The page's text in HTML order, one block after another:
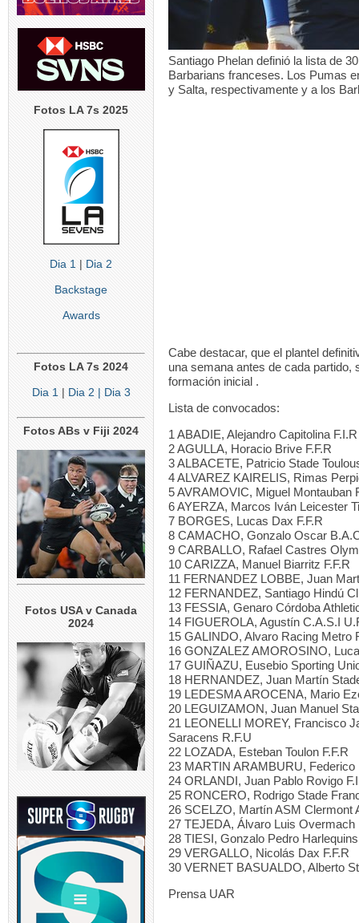
Fotos LA 7s 2025
Dia 1 | Dia 2
Backstage
Awards
Fotos LA 7s 2024
Dia 1 | Dia 2 | Dia 3
Fotos ABs v Fiji 2024
Fotos USA v Canada
2024
Santiago Phelan definió la lista de
Barbarians franceses. Los Pumas
y Salta, respectivamente y a los
Cabe destacar, que el plantel
una semana antes de cada partido,
formación inicial .
Lista de convocados:
1 ABADIE, Alejandro Capitolina F.I.R
2 AGULLA, Horacio Brive F.F.R
3 ALBACETE, Patricio Stade
4 ALVAREZ KAIRELIS, Rimas
5 AVRAMOVIC, Miguel Montauban
6 AYERZA, Marcos Iván Leicester
7 BORGES, Lucas Dax F.F.R
8 CAMACHO, Gonzalo Oscar
9 CARBALLO, Rafael Castres
10 CARIZZA, Manuel Biarritz F.F.R
11 FERNANDEZ LOBBE, Juan
12 FERNANDEZ, Santiago Hindú
13 FESSIA, Genaro Córdoba
14 FIGUEROLA, Agustín C.A.S.I
15 GALINDO, Alvaro Racing Metro
16 GONZALEZ AMOROSINO,
17 GUIÑAZU, Eusebio Sporting
18 HERNANDEZ, Juan Martín
19 LEDESMA AROCENA, Mario
20 LEGUIZAMON, Juan Manuel
21 LEONELLI MOREY, Francisco
Saracens R.F.U
22 LOZADA, Esteban Toulon F.F.R
23 MARTIN ARAMBURU, Federico
24 ORLANDI, Juan Pablo Rovigo
25 RONCERO, Rodrigo Stade
26 SCELZO, Martín ASM Clermont
27 TEJEDA, Álvaro Luis Overmach
28 TIESI, Gonzalo Pedro
29 VERGALLO, Nicolás Dax F.F.R
30 VERNET BASUALDO, Alberto
Prensa UAR